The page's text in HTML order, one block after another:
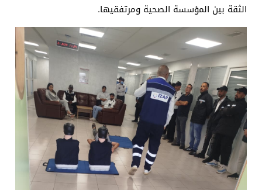
الثقة بين المؤسسة الصحية ومرتفقيها.